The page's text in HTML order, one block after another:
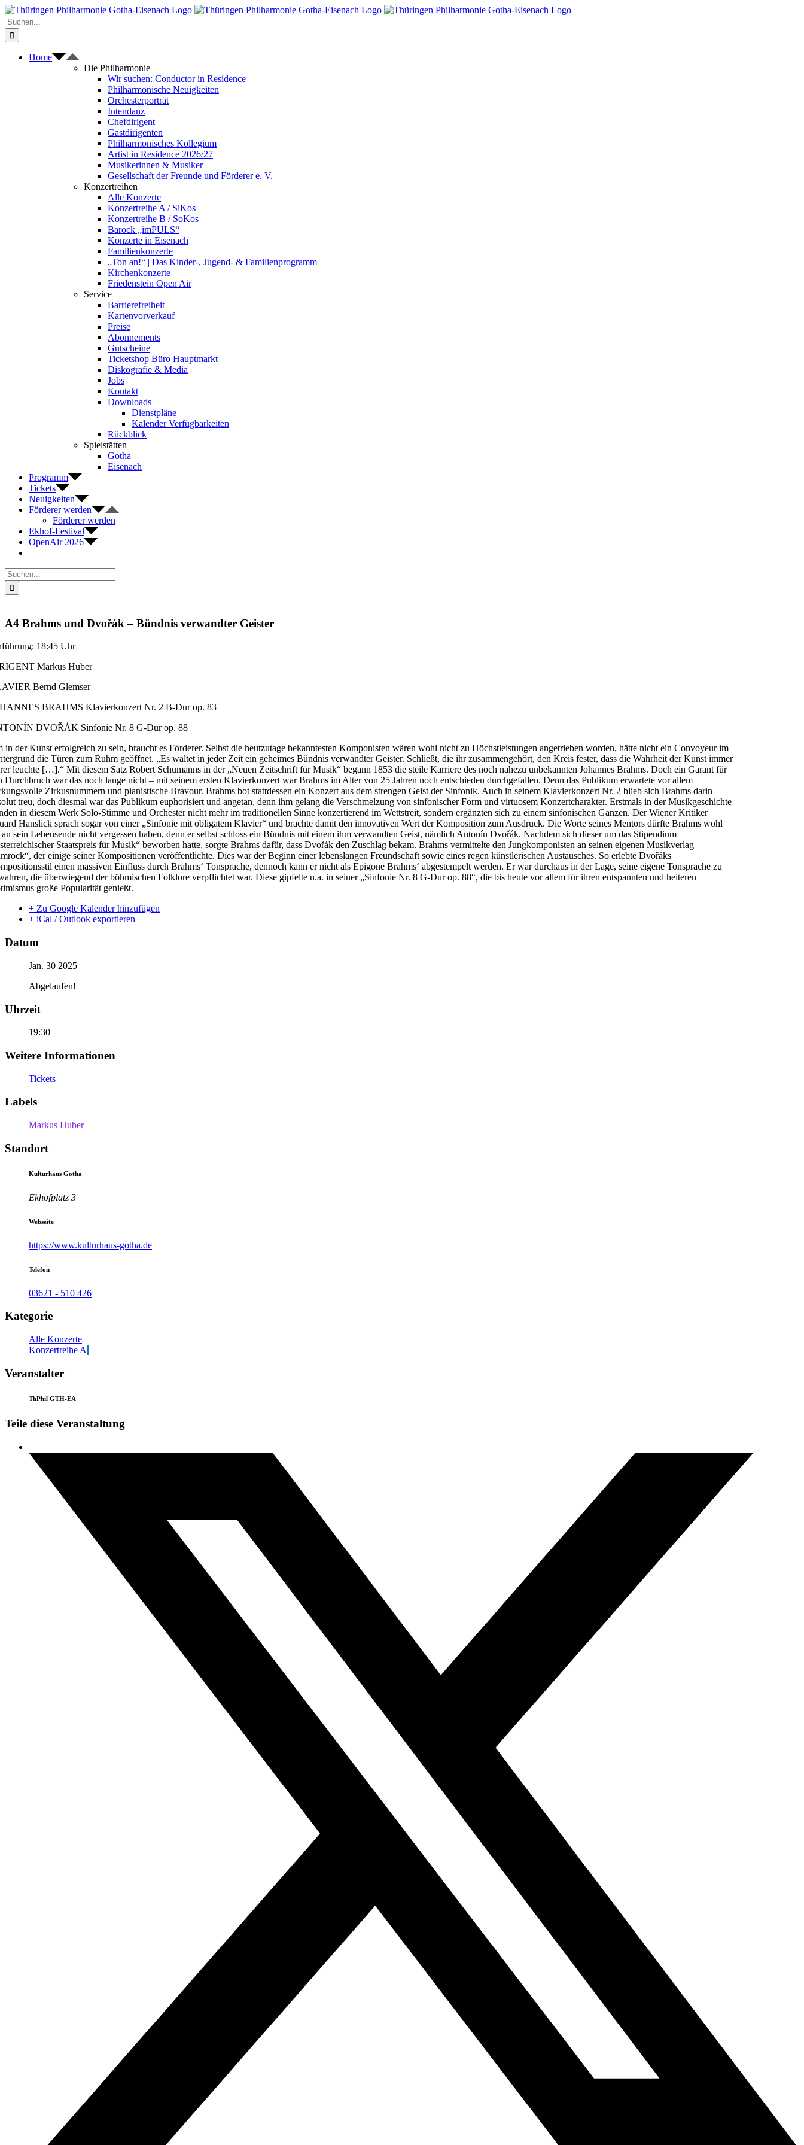
Zum
Inhalt
springen
Suche
nach:
Home
Die Philharmonie
Wir suchen: Conductor in Residence
Philharmonische Neuigkeiten
Orchesterporträt
Intendanz
Chefdirigent
Gastdirigenten
Philharmonisches Kollegium
Artist in Residence 2026/27
Musikerinnen & Musiker
Gesellschaft der Freunde und Förderer e. V.
Konzertreihen
Alle Konzerte
Konzertreihe A / SiKos
Konzertreihe B / SoKos
Barock „imPULS“
Konzerte in Eisenach
Familienkonzerte
„Ton an!“ | Das Kinder-, Jugend- & Familienprogramm
Kirchenkonzerte
Friedenstein Open Air
Service
Barrierefreiheit
Kartenvorverkauf
Preise
Abonnements
Gutscheine
Ticketshop Büro Hauptmarkt
Diskografie & Media
Jobs
Kontakt
Downloads
Dienstpläne
Kalender Verfügbarkeiten
Rückblick
Spielstätten
Gotha
Eisenach
Programm
Tickets
Neuigkeiten
Förderer werden
Förderer werden
Ekhof-Festival
OpenAir 2026
Suche
nach:
A4 Brahms und Dvořák – Bündnis verwandter Geister
18:45 Uhr
Markus Huber
Bernd Glemser
BRAHMS Klavierkonzert Nr. 2 B-Dur op. 83
DVOŘÁK Sinfonie Nr. 8 G-Dur op. 88
in der Kunst erfolgreich zu sein, braucht es Förderer. Selbst die heutzutage bekanntesten Komponisten wären wohl nicht zu Höchstleistungen angetrieben worden, hätte nicht ein Convoyeur im
die Türen zum Ruhm geöffnet. „Es waltet in jeder Zeit ein geheimes Bündnis verwandter Geister. Schließt, die ihr zusammengehört, den Kreis fester, dass die Wahrheit der Kunst immer
leuchte […].“ Mit diesem Satz Robert Schumanns in der „Neuen Zeitschrift für Musik“ begann 1853 die steile Karriere des noch nahezu unbekannten Johannes Brahms. Doch ein Garant für
Durchbruch war das noch lange nicht – mit seinem ersten Klavierkonzert war Brahms im Alter von 25 Jahren noch entschieden durchgefallen. Denn das Publikum erwartete vor allem
Zirkusnummern und pianistische Bravour. Brahms bot stattdessen ein Konzert aus dem strengen Geist der Sinfonik. Auch in seinem Klavierkonzert Nr. 2 blieb sich Brahms darin
treu, doch diesmal war das Publikum euphorisiert und angetan, denn ihm gelang die Verschmelzung von sinfonischer Form und virtuosem Konzertcharakter. Erstmals in der Musikgeschichte
in diesem Werk Solo-Stimme und Orchester nicht mehr im traditionellen Sinne konzertierend im Wettstreit, sondern ergänzten sich zu einem sinfonischen Ganzen. Der Wiener Kritiker
Hanslick sprach sogar von einer „Sinfonie mit obligatem Klavier“ und brachte damit den innovativen Wert der Komposition zum Ausdruck. Die Worte seines Mentors dürfte Brahms wohl
an sein Lebensende nicht vergessen haben, denn er selbst schloss ein Bündnis mit einem ihm verwandten Geist, nämlich Antonín Dvořák. Nachdem sich dieser um das Stipendium
Staatspreis für Musik“ beworben hatte, sorgte Brahms dafür, dass Dvořák den Zuschlag bekam. Brahms vermittelte den Jungkomponisten an seinen eigenen Musikverlag
der einige seiner Kompositionen veröffentlichte. Dies war der Beginn einer lebenslangen Freundschaft sowie eines regen künstlerischen Austausches. So erlebte Dvořáks
einen massiven Einfluss durch Brahms‘ Tonsprache, dennoch kann er nicht als Epigone Brahms‘ abgestempelt werden. Er war durchaus in der Lage, seine eigene Tonsprache zu
die überwiegend der böhmischen Folklore verpflichtet war. Diese gipfelte u.a. in seiner „Sinfonie Nr. 8 G-Dur op. 88“, die bis heute vor allem für ihren entspannten und heiteren
große Popularität genießt.
+ Zu Google Kalender hinzufügen
+ iCal / Outlook exportieren
Datum
Jan. 30 2025
Abgelaufen!
Uhrzeit
19:30
Weitere Informationen
Tickets
Labels
Markus Huber
Standort
Kulturhaus Gotha
Ekhofplatz 3
Webseite
https://www.kulturhaus-gotha.de
Telefon
03621 - 510 426
Kategorie
Alle Konzerte
Konzertreihe A
Veranstalter
ThPhil GTH-EA
Teile diese Veranstaltung